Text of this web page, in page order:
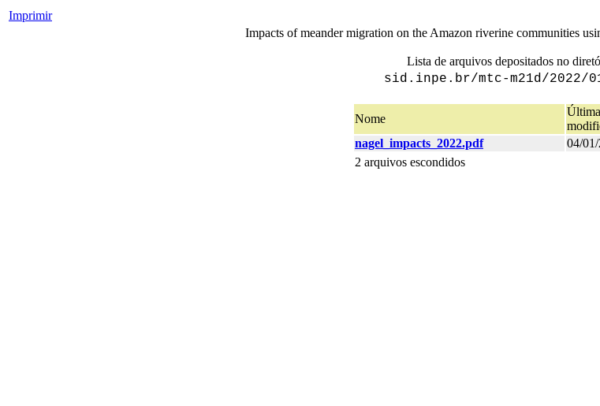
Imprimir
Impacts of meander migration on the Amazon riverine communities
Lista de arquivos depositados no
sid.inpe.br/mtc-m21d/2022/
Nome
Última
nagel_impacts_2022.pdf
04/
2 arquivos escondidos